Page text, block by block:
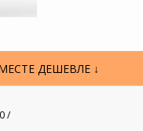
ДЕШЕВЛЕ ↓
/